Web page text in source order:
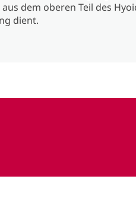
dem oberen Teil des
dient.